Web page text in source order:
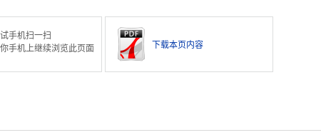
手机扫一扫
手机上继续浏览此页面
下载本页内容